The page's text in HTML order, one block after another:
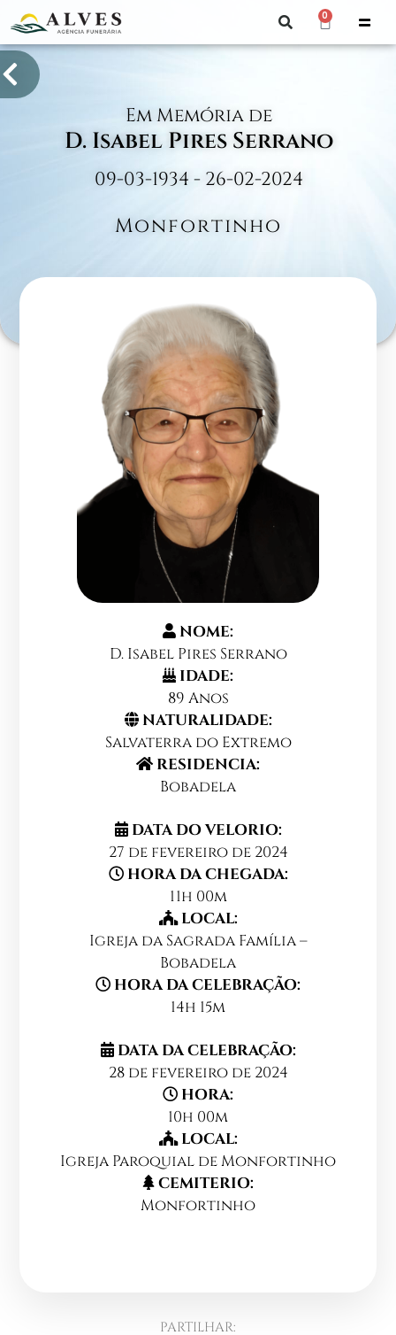
0
Em Memória de
D. Isabel Pires Serrano
09-03-1934 - 26-02-2024
Monfortinho
NOME:
D. Isabel Pires Serrano
IDADE:
89 Anos
NATURALIDADE:
Salvaterra do Extremo
RESIDENCIA:
Bobadela
DATA DO VELORIO:
27 de fevereiro de 2024
HORA DA CHEGADA:
11h 00m
LOCAL:
Igreja da Sagrada Família –
Bobadela
HORA DA CELEBRAÇÃO:
14h 15m
DATA DA CELEBRAÇÃO:
28 de fevereiro de 2024
HORA:
10h 00m
LOCAL:
Igreja Paroquial de Monfortinho
CEMITERIO:
Monfortinho
PARTILHAR: